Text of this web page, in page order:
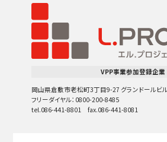
VPP事業参加登録企業
岡山県倉敷市老松町3丁目9-27 グランドールビ
フリーダイヤル：0800-200-8485
tel.086-441-8801 fax.086-441-8081